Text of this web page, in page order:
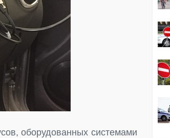
оборудованных системами